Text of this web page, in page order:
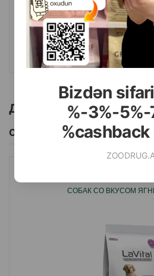
Bizdən
%-3%-
%cashback
15 кг (мешок)
КУПИТЬ
Другие товоры бренда
Смотреть Все
СОБАК СО ВКУСОМ